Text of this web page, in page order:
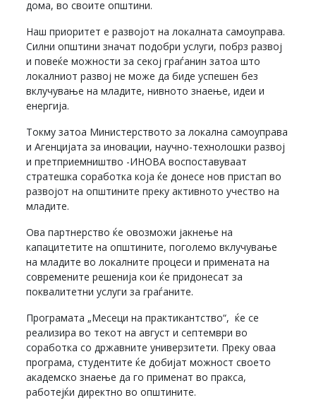
дома, во своите општини.
Наш приоритет е развојот на локалната самоуправа.
Силни општини значат подобри услуги, побрз развој
и повеќе можности за секој граѓанин затоа што
локалниот развој не може да биде успешен без
вклучување на младите, нивното знаење, идеи и
енергија.
Токму затоа Министерството за локална самоуправа
и Агенцијата за иновации, научно-технолошки развој
и претприемништво -ИНОВА воспоставуваат
стратешка соработка која ќе донесе нов пристап во
развојот на општините преку активното учество на
младите.
Ова партнерство ќе овозможи јакнење на
капацитетите на општините, поголемо вклучување
на младите во локалните процеси и примената на
современите решенија кои ќе придонесат за
поквалитетни услуги за граѓаните.
Програмата „Месеци на практикантство“, ќе се
реализира во текот на август и септември во
соработка со државните универзитети. Преку оваа
програма, студентите ќе добијат можност своето
академско знаење да го применат во пракса,
работејќи директно во општините.